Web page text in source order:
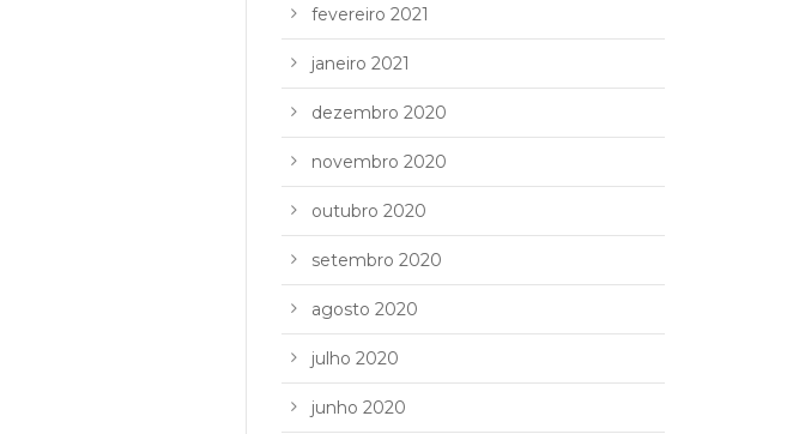
fevereiro 2021
janeiro 2021
dezembro 2020
novembro 2020
outubro 2020
setembro 2020
agosto 2020
julho 2020
junho 2020